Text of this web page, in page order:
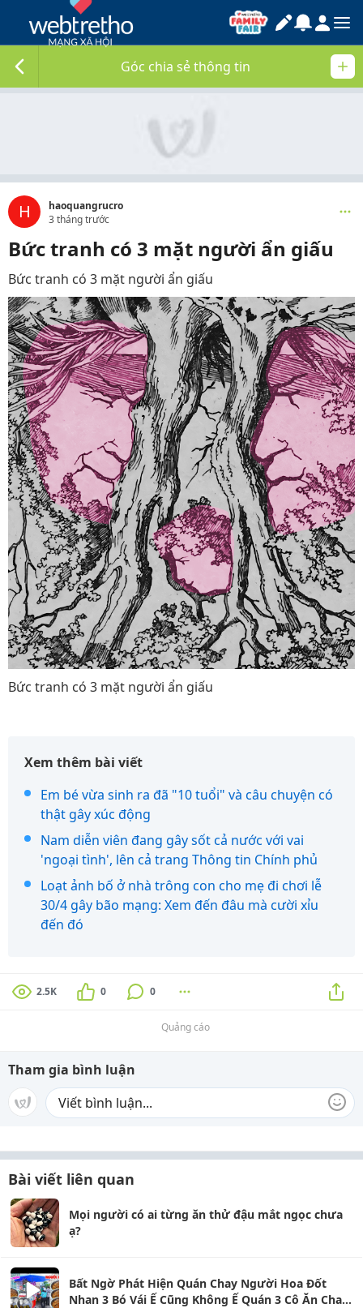
Góc chia sẻ thông tin
H
haoquangrucro
3 tháng trước
Bức tranh có 3 mặt người ẩn giấu
Bức tranh có 3 mặt người ẩn giấu
Bức tranh có 3 mặt người ẩn giấu
Xem thêm bài viết
Em bé vừa sinh ra đã "10 tuổi" và câu chuyện có
thật gây xúc động
Nam diễn viên đang gây sốt cả nước với vai
'ngoại tình', lên cả trang Thông tin Chính phủ
Loạt ảnh bố ở nhà trông con cho mẹ đi chơi lễ
30/4 gây bão mạng: Xem đến đâu mà cười xỉu
đến đó
2.5K 0 0
Quảng cáo
Tham gia bình luận
Bài viết liên quan
Mọi người có ai từng ăn thử đậu mắt ngọc chưa
ạ?
Bất Ngờ Phát Hiện Quán Chay Người Hoa Đốt
Nhan 3 Bó Vái Ế Cũng Không Ế Quán 3 Cô Ăn Chay